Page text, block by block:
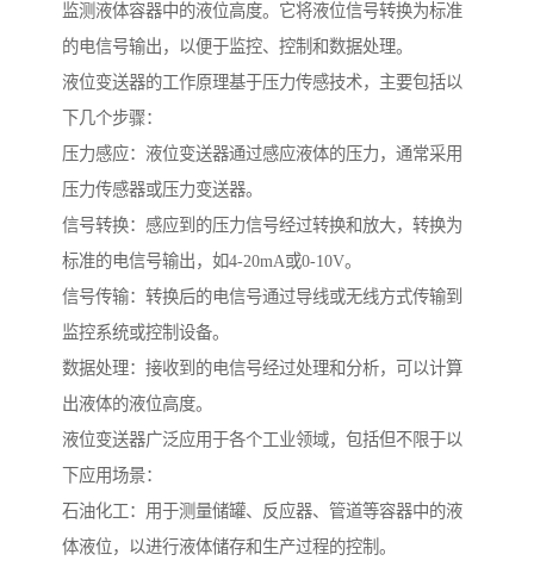
监测液体容器中的液位高度。它将液位信号转换为标准
的电信号输出，以便于监控、控制和数据处理。
液位变送器的工作原理基于压力传感技术，主要包括以
下几个步骤：
压力感应：液位变送器通过感应液体的压力，通常采用
压力传感器或压力变送器。
信号转换：感应到的压力信号经过转换和放大，转换为
标准的电信号输出，如4-20mA或0-10V。
信号传输：转换后的电信号通过导线或无线方式传输到
监控系统或控制设备。
数据处理：接收到的电信号经过处理和分析，可以计算
出液体的液位高度。
液位变送器广泛应用于各个工业领域，包括但不限于以
下应用场景：
石油化工：用于测量储罐、反应器、管道等容器中的液
体液位，以进行液体储存和生产过程的控制。